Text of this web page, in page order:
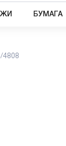
БУМАГА
4808